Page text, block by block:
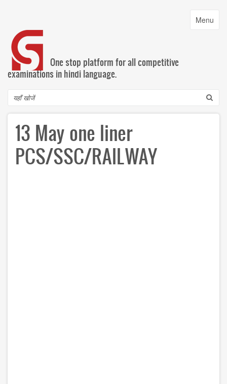
content
Toggle
Menu
One stop platform for all competitive
examinations in hindi language.
Search
13 May one liner
PCS/SSC/RAILWAY